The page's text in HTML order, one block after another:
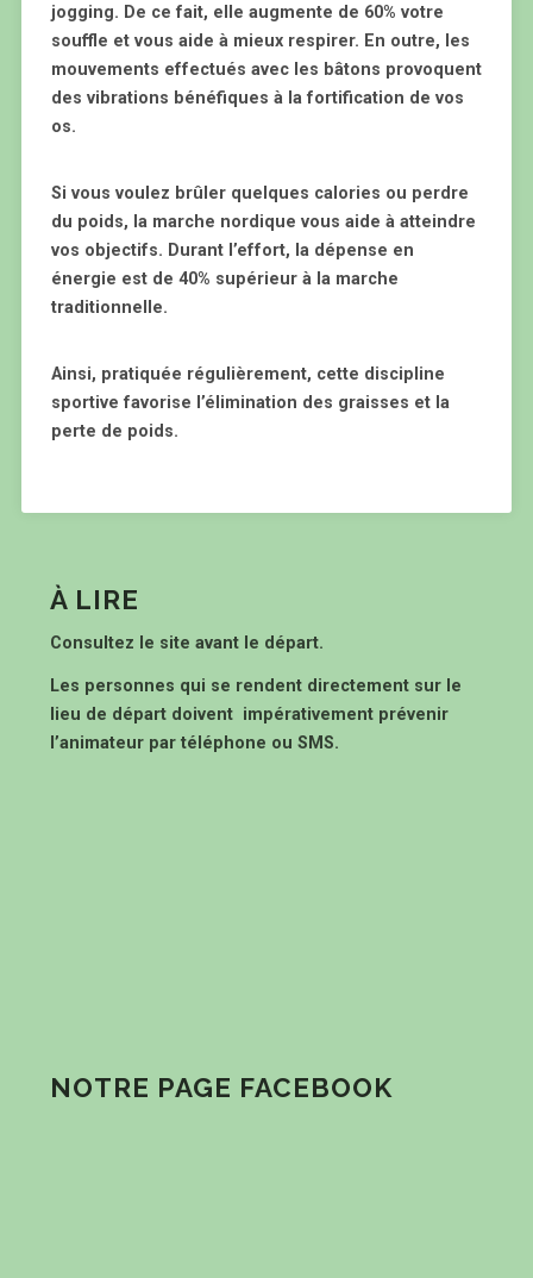
jogging. De ce fait, elle augmente de 60% votre
souffle et vous aide à mieux respirer. En outre, les
mouvements effectués avec les bâtons provoquent
des vibrations bénéfiques à la fortification de vos
os.
Si vous voulez brûler quelques calories ou perdre
du poids, la marche nordique vous aide à atteindre
vos objectifs. Durant l’effort, la dépense en
énergie est de 40% supérieur à la marche
traditionnelle.
Ainsi, pratiquée régulièrement, cette discipline
sportive favorise l’élimination des graisses et la
perte de poids.
À LIRE
Consultez le site avant le départ.
Les personnes qui se rendent directement sur le
lieu de départ doivent impérativement prévenir
l’animateur par téléphone ou SMS.
NOTRE PAGE FACEBOOK